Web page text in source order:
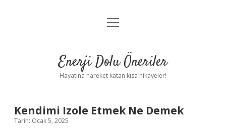
Anasayfa
Yasal Uyarı
menüyü
Enerji Dolu Öneriler
Hayatına hareket katan kısa hikayeler!
Kendimi Izole Etmek Ne Demek
Tarih: Ocak 5, 2025